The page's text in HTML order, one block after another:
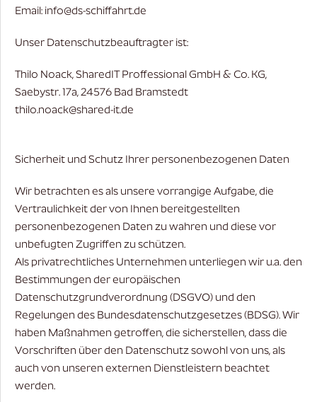
Email: info@ds-schiffahrt.de
Unser Datenschutzbeauftragter ist:
Thilo Noack, SharedIT Proffessional GmbH & Co. KG,
Saebystr. 17a, 24576 Bad Bramstedt
thilo.noack@shared-it.de
Sicherheit und Schutz Ihrer personenbezogenen Daten
Wir betrachten es als unsere vorrangige Aufgabe, die
Vertraulichkeit der von Ihnen bereitgestellten
personenbezogenen Daten zu wahren und diese vor
unbefugten Zugriffen zu schützen.
Als privatrechtliches Unternehmen unterliegen wir u.a. den
Bestimmungen der europäischen
Datenschutzgrundverordnung (DSGVO) und den
Regelungen des Bundesdatenschutzgesetzes (BDSG). Wir
haben Maßnahmen getroffen, die sicherstellen, dass die
Vorschriften über den Datenschutz sowohl von uns, als
auch von unseren externen Dienstleistern beachtet
werden.